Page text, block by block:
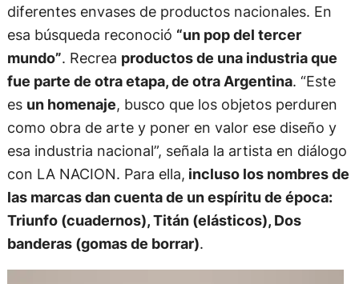
diferentes envases de productos nacionales. En
esa búsqueda reconoció “un pop del tercer
mundo”. Recrea productos de una industria que
fue parte de otra etapa, de otra Argentina. “Este
es un homenaje, busco que los objetos perduren
como obra de arte y poner en valor ese diseño y
esa industria nacional”, señala la artista en diálogo
con LA NACION. Para ella, incluso los nombres de
las marcas dan cuenta de un espíritu de época:
Triunfo (cuadernos), Titán (elásticos), Dos
banderas (gomas de borrar).